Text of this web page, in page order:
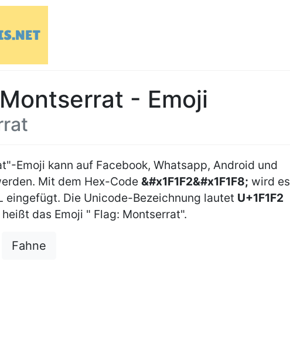
- Emoji
Emoji kann auf Facebook, Whatsapp, Android und
Mit dem Hex-Code &#x1F1F2&#x1F1F8; wird es
eingefügt. Die Unicode-Bezeichnung lautet U+1F1F2
das Emoji " Flag: Montserrat".
Fahne